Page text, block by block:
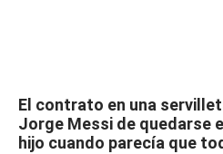
El contrato en una
Jorge Messi de quedarse
hijo cuando parecía que